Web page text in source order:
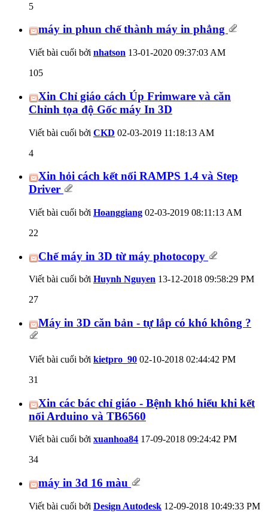
5
máy in phun chế thành máy in phẳng
Viết bài cuối bởi nhatson 13-01-2020 09:37:03 AM
105
Xin Chỉ giáo cách Úp Frimware và căn
Chỉnh tọa độ Gốc máy In 3D
Viết bài cuối bởi CKD 02-03-2019 11:18:13 AM
4
Xin hỏi cách kết nối RAMPS 1.4 và Step
Driver
Viết bài cuối bởi Hoanggiang 02-03-2019 08:11:13 AM
22
Chế máy in 3D từ máy photocopy
Viết bài cuối bởi Huynh Nguyen 13-12-2018 09:58:29 PM
27
Máy in 3D căn bản - tự lắp có khó không ?
Viết bài cuối bởi kietpro_90 02-10-2018 02:44:42 PM
31
Xin các bác chỉ giáo - Bệnh khó hiểu khi kết
nối Arduino và TB6560
Viết bài cuối bởi xuanhoa84 17-09-2018 09:24:42 PM
34
máy in 3d 16 màu
Viết bài cuối bởi Design Autodesk 12-09-2018 10:49:33 PM